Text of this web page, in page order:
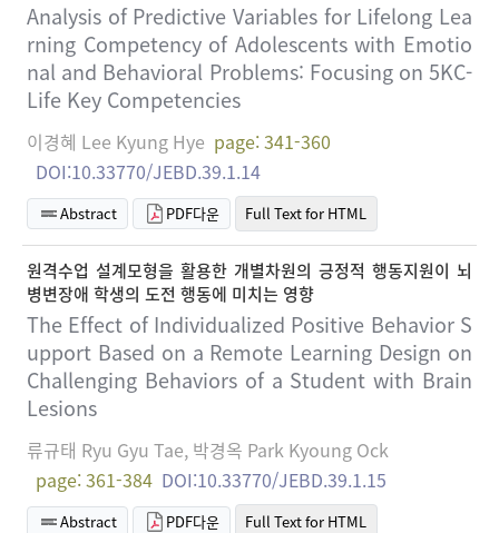
Analysis of Predictive Variables for Lifelong Lea
rning Competency of Adolescents with Emotio
nal and Behavioral Problems: Focusing on 5KC-
Life Key Competencies
이경혜 Lee Kyung Hye page: 341-360
DOI:10.33770/JEBD.39.1.14
Abstract PDF다운 Full Text for HTML
원격수업 설계모형을 활용한 개별차원의 긍정적 행동지원이 뇌
병변장애 학생의 도전 행동에 미치는 영향
The Effect of Individualized Positive Behavior S
upport Based on a Remote Learning Design on
Challenging Behaviors of a Student with Brain
Lesions
류규태 Ryu Gyu Tae, 박경옥 Park Kyoung Ock
page: 361-384 DOI:10.33770/JEBD.39.1.15
Abstract PDF다운 Full Text for HTML